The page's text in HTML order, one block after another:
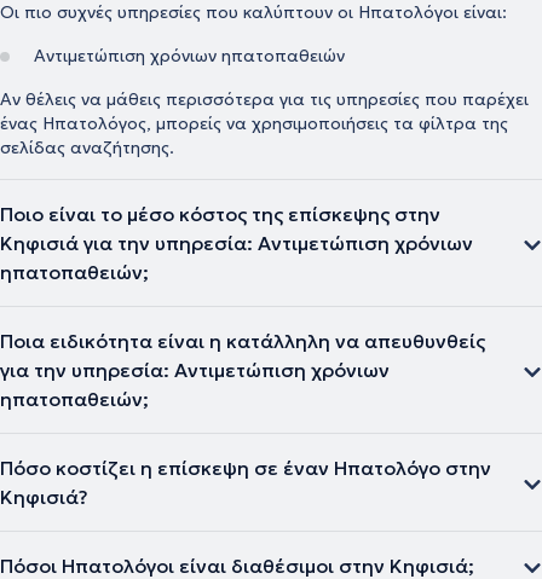
Οι πιο συχνές υπηρεσίες που καλύπτουν οι Ηπατολόγοι είναι:
Αντιμετώπιση χρόνιων ηπατοπαθειών
Αν θέλεις να μάθεις περισσότερα για τις υπηρεσίες που παρέχει
ένας Ηπατολόγος, μπορείς να χρησιμοποιήσεις τα φίλτρα της
σελίδας αναζήτησης.
Ποιο είναι το μέσο κόστος της επίσκεψης στην
Κηφισιά για την υπηρεσία: Αντιμετώπιση χρόνιων
ηπατοπαθειών;
Ποια ειδικότητα είναι η κατάλληλη να απευθυνθείς
για την υπηρεσία: Αντιμετώπιση χρόνιων
ηπατοπαθειών;
Πόσο κοστίζει η επίσκεψη σε έναν Ηπατολόγο στην
Κηφισιά?
Πόσοι Ηπατολόγοι είναι διαθέσιμοι στην Κηφισιά;